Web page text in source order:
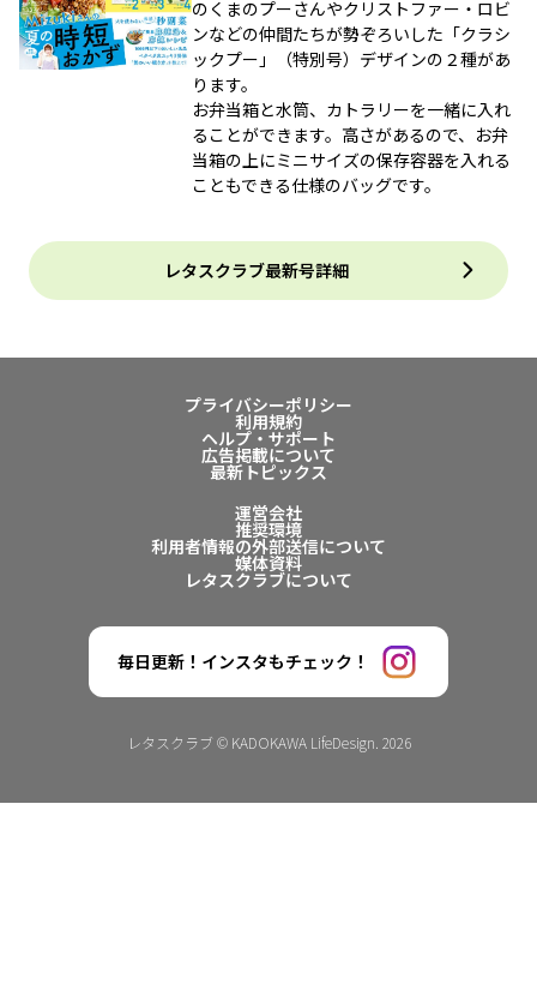
のくまのプーさんやクリストファー・ロビ
ンなどの仲間たちが勢ぞろいした「クラシ
ックプー」（特別号）デザインの２種があ
ります。
お弁当箱と水筒、カトラリーを一緒に入れ
ることができます。高さがあるので、お弁
当箱の上にミニサイズの保存容器を入れる
こともできる仕様のバッグです。
レタスクラブ最新号詳細
プライバシーポリシー
利用規約
ヘルプ・サポート
広告掲載について
最新トピックス
運営会社
推奨環境
利用者情報の外部送信について
媒体資料
レタスクラブについて
毎日更新！インスタもチェック！
レタスクラブ © KADOKAWA LifeDesign. 2026